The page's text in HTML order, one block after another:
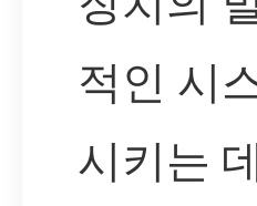
적인 시
시키는